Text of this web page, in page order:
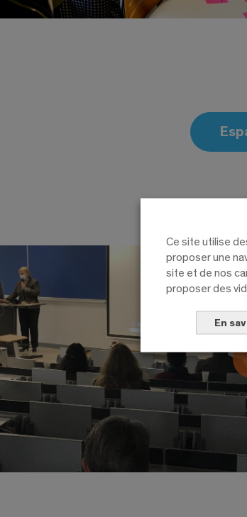
Ce site utilise
proposer une
site et de nos
proposer des
En